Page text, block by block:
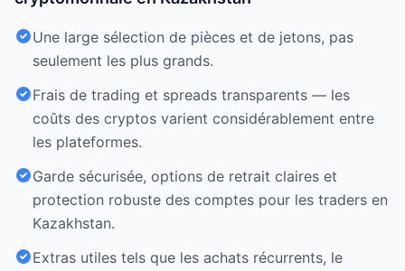
Une large sélection de pièces et de jetons, pas
seulement les plus grands.
Frais de trading et spreads transparents — les
coûts des cryptos varient considérablement entre
les plateformes.
Garde sécurisée, options de retrait claires et
protection robuste des comptes pour les traders en
Kazakhstan.
Extras utiles tels que les achats récurrents, le